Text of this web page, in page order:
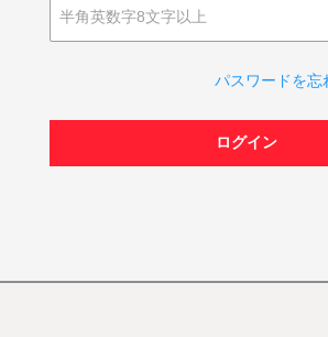
パスワードを忘
ログイン